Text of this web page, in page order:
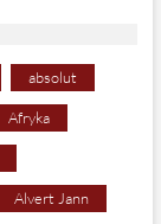
absolut
Afryka
Alvert Jann